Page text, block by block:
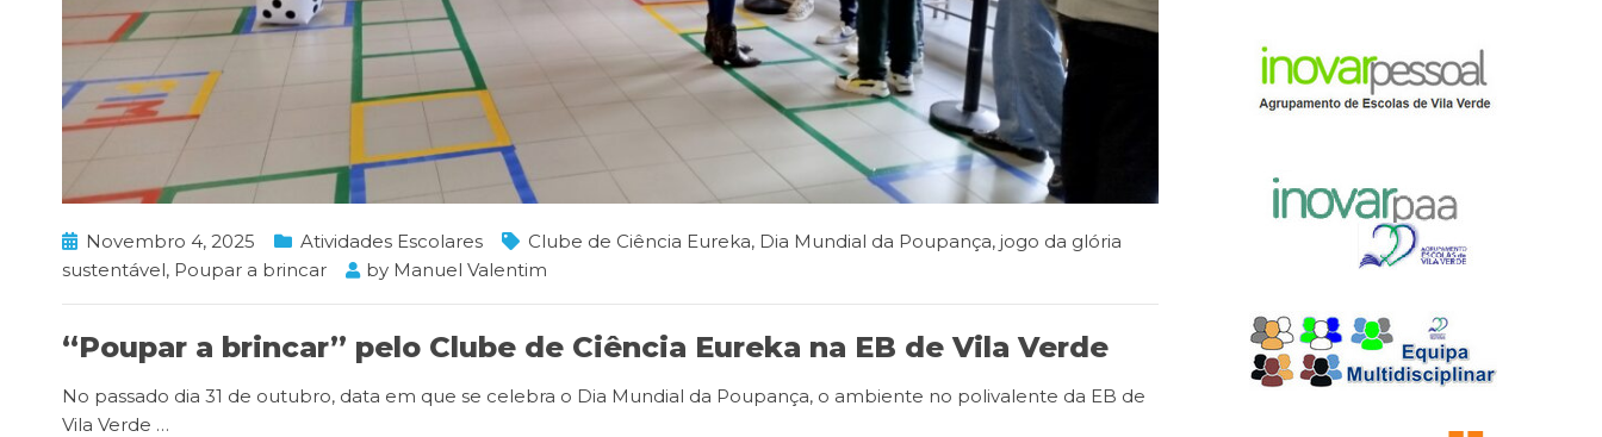
Novembro 4, 2025 Atividades Escolares Clube de Ciência Eureka, Dia Mundial da Poupança, jogo da glória
sustentável, Poupar a brincar by Manuel Valentim
“Poupar a brincar” pelo Clube de Ciência Eureka na EB de Vila Verde
No passado dia 31 de outubro, data em que se celebra o Dia Mundial da Poupança, o ambiente no polivalente da EB de
Vila Verde …